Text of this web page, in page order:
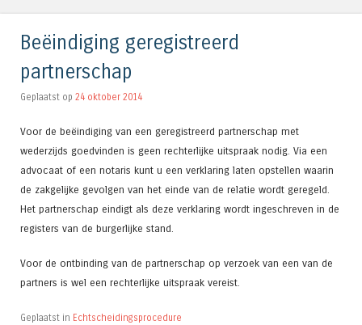
Beëindiging geregistreerd
partnerschap
Geplaatst op 24 oktober 2014
Voor de beëindiging van een geregistreerd partnerschap met
wederzijds goedvinden is geen rechterlijke uitspraak nodig. Via een
advocaat of een notaris kunt u een verklaring laten opstellen waarin
de zakgelijke gevolgen van het einde van de relatie wordt geregeld.
Het partnerschap eindigt als deze verklaring wordt ingeschreven in de
registers van de burgerlijke stand.
Voor de ontbinding van de partnerschap op verzoek van een van de
partners is wel een rechterlijke uitspraak vereist.
Geplaatst in Echtscheidingsprocedure